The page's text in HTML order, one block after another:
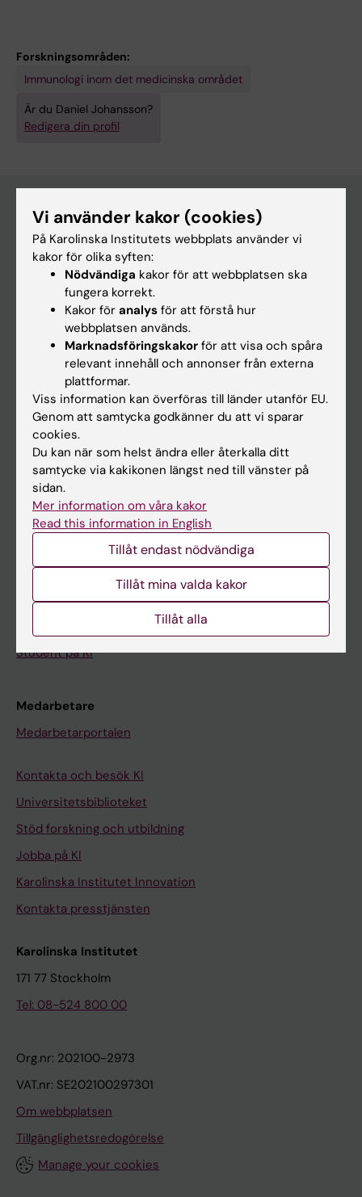
Forskningsområden:
Immunologi inom det medicinska området
Är du Daniel Johansson?
Redigera din profil
Huvudmeny
Utbildning
Forskarutbildning
Forskning
På gång
Nyheter
Kalender
Student
Ladok
Schema
Studentmejlen
Kurs- och programwebbar
Student på KI
Medarbetare
Medarbetarportalen
Kontakta och besök KI
Universitetsbiblioteket
Stöd forskning och utbildning
Jobba på KI
Karolinska Institutet Innovation
Kontakta presstjänsten
Karolinska Institutet
171 77 Stockholm
Tel: 08-524 800 00
Org.nr: 202100-2973
VAT.nr: SE202100297301
Om webbplatsen
Tillgänglighetsredogörelse
Manage your cookies
Vi använder kakor (cookies)
På Karolinska Institutets webbplats använder vi
kakor för olika syften:
Nödvändiga kakor för att webbplatsen ska
fungera korrekt.
Kakor för analys för att förstå hur
webbplatsen används.
Marknadsföringskakor för att visa och spåra
relevant innehåll och annonser från externa
plattformar.
Viss information kan överföras till länder utanför EU.
Genom att samtycka godkänner du att vi sparar
cookies.
Du kan när som helst ändra eller återkalla ditt
samtycke via kakikonen längst ned till vänster på
sidan.
Mer information om våra kakor
Read this information in English
Tillåt endast nödvändiga
Tillåt mina valda kakor
Tillåt alla